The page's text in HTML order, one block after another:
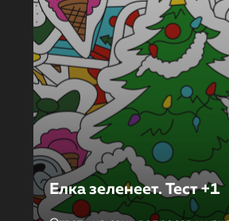
Елка зеленеет. Тест +1